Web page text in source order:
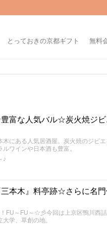
とっておきの京都ギフト 無料
豊富な人気バル☆炭火焼ジ
にある人気居酒屋。炭火焼のジビ
ワインや日本酒も豊富。
♪
三本木』料亭跡☆さらに名
FU～FU～☆彡今回は上京区鴨川西
学、草創の地。